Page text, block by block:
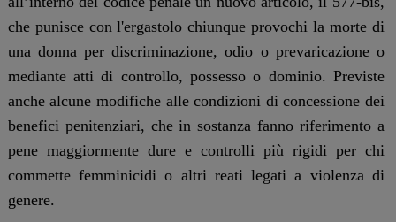
che punisce con l'ergastolo chiunque provochi la morte di
una donna per discriminazione, odio o prevaricazione o
mediante atti di controllo, possesso o dominio. Previste
anche alcune modifiche alle condizioni di concessione dei
benefici penitenziari, che in sostanza fanno riferimento a
pene maggiormente dure e controlli più rigidi per chi
commette femminicidi o altri reati legati a violenza di
genere.